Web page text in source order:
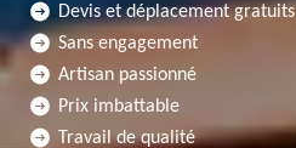
Devis et déplacement gratuits
Sans engagement
Artisan passionné
Prix imbattable
Travail de qualité